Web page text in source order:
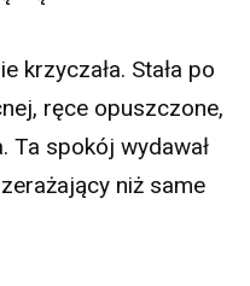
krzyczała. Stała po
ręce opuszczone,
Ta spokój wydawał
niż same